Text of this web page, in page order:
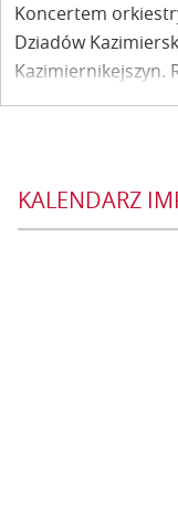
Koncertem
Dziadów
Kazimiernikejszyn.
KALENDARZ